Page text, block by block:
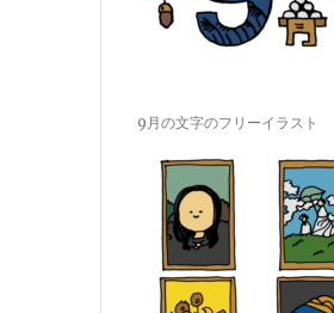
9月の文字のフリーイラスト